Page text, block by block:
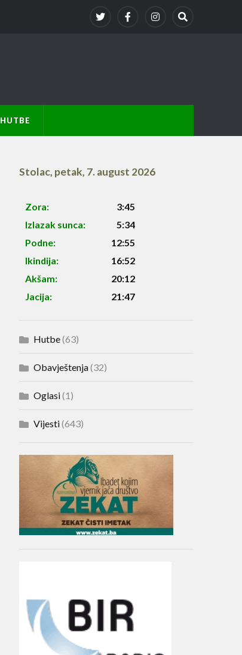
HUTBE
Stolac, petak, 7. august 2026
Zora:
3:45
Izlazak sunca:
5:34
Podne:
12:55
Ikindija:
16:52
Akšam:
20:12
Jacija:
21:47
Hutbe(63)
Obavještenja(32)
Oglasi(1)
Vijesti(643)